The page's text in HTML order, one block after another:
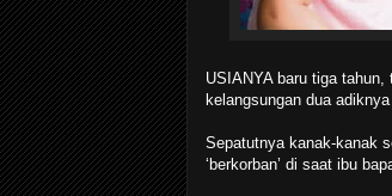
USIANYA baru tiga
kelangsungan dua
Sepatutnya kanak-kanak
‘berkorban’ di saat ibu